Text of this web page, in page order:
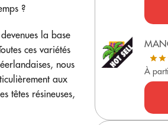
?
la base
ces variétés
nous
aux
têtes résineuses,
À